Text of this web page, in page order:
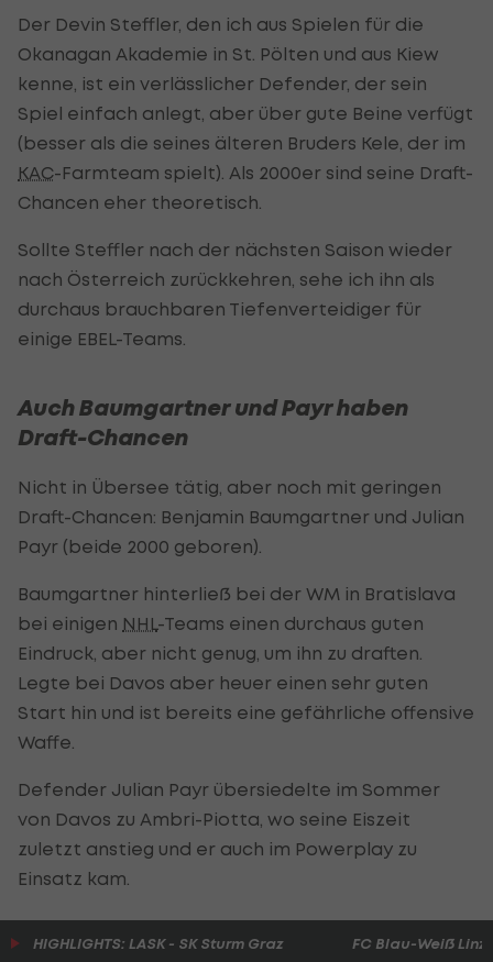
Der Devin Steffler, den ich aus Spielen für die
Okanagan Akademie in St. Pölten und aus Kiew
kenne, ist ein verlässlicher Defender, der sein
Spiel einfach anlegt, aber über gute Beine verfügt
(besser als die seines älteren Bruders Kele, der im
KAC-Farmteam spielt). Als 2000er sind seine Draft-
Chancen eher theoretisch.
Sollte Steffler nach der nächsten Saison wieder
nach Österreich zurückkehren, sehe ich ihn als
durchaus brauchbaren Tiefenverteidiger für
einige EBEL-Teams.
Auch Baumgartner und Payr haben
Draft-Chancen
Nicht in Übersee tätig, aber noch mit geringen
Draft-Chancen: Benjamin Baumgartner und Julian
Payr (beide 2000 geboren).
Baumgartner hinterließ bei der WM in Bratislava
bei einigen NHL -Teams einen durchaus guten
Eindruck, aber nicht genug, um ihn zu draften.
Legte bei Davos aber heuer einen sehr guten
Start hin und ist bereits eine gefährliche offensive
Waffe.
Defender Julian Payr übersiedelte im Sommer
von Davos zu Ambri-Piotta, wo seine Eiszeit
zuletzt anstieg und er auch im Powerplay zu
Einsatz kam.
HIGHLIGHTS: LASK - SK Sturm Graz FC Blau-Weiß Linz